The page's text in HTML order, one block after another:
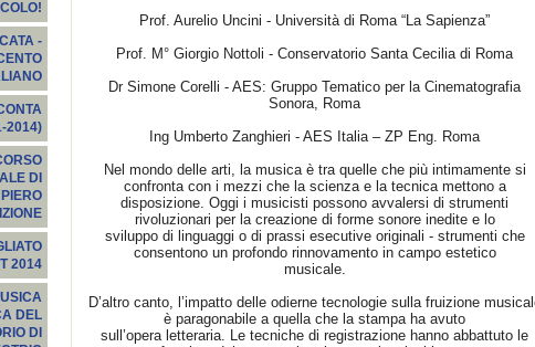
-
2014)
DI
2014
DEL
DI
Prof. Aurelio Uncini - Università di Roma “La Sapienza”
Prof. M° Giorgio Nottoli - Conservatorio Santa Cecilia di Roma
Dr Simone Corelli - AES: Gruppo Tematico per la Cinematografia
Sonora, Roma
Ing Umberto Zanghieri - AES Italia – ZP Eng. Roma
Nel mondo delle arti, la musica è tra quelle che più intimamente si
confronta con i mezzi che la scienza e la tecnica mettono a
disposizione. Oggi i musicisti possono avvalersi di strumenti
rivoluzionari per la creazione di forme sonore inedite e lo
sviluppo di linguaggi o di prassi esecutive originali - strumenti che
consentono un profondo rinnovamento in campo estetico
musicale.
D’altro canto, l’impatto delle odierne tecnologie sulla fruizione
è paragonabile a quella che la stampa ha avuto
sull’opera letteraria. Le tecniche di registrazione hanno abbattuto le